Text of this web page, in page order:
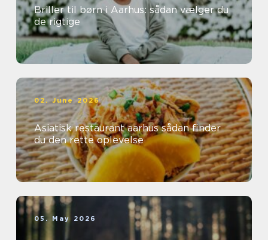
Briller til børn i Aarhus: sådan vælger du
de rigtige
02. June 2026
Asiatisk restaurant aarhus sådan finder
du den rette oplevelse
05. May 2026